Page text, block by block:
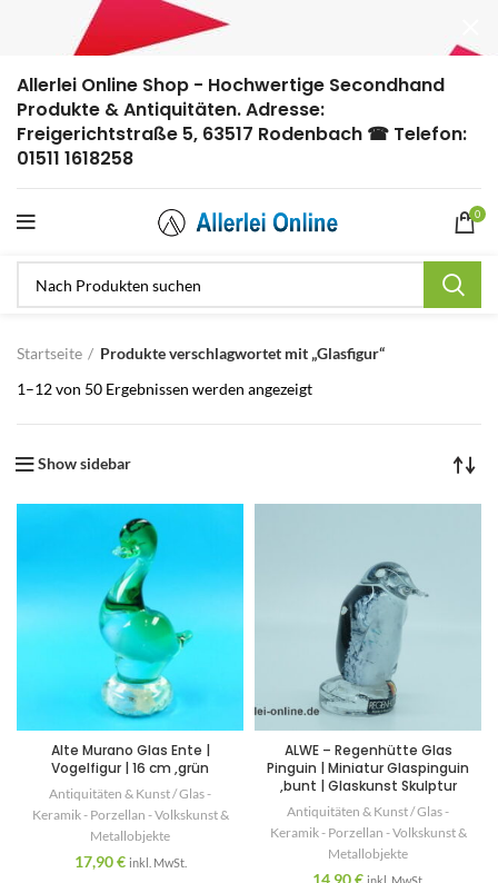
Allerlei Online Shop - Hochwertige Secondhand
Produkte & Antiquitäten. Adresse:
Freigerichtstraße 5, 63517 Rodenbach ☎ Telefon:
01511 1618258
0
Startseite
Produkte verschlagwortet mit „Glasfigur“
1–12 von 50 Ergebnissen werden angezeigt
Show sidebar
Alte Murano Glas Ente |
Vogelfigur | 16 cm ,grün
Antiquitäten & Kunst / Glas -
Keramik - Porzellan - Volkskunst &
Metallobjekte
17,90€ inkl. MwSt.
ALWE – Regenhütte Glas
Pinguin | Miniatur Glaspinguin
,bunt | Glaskunst Skulptur
Antiquitäten & Kunst / Glas -
Keramik - Porzellan - Volkskunst &
Metallobjekte
14,90€